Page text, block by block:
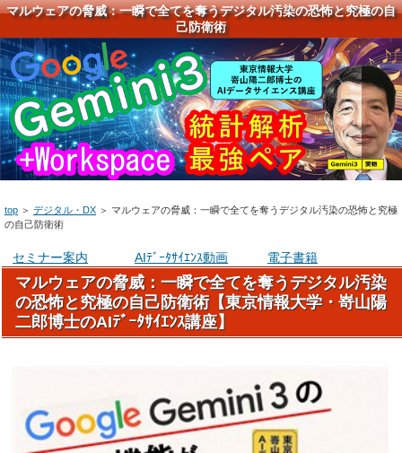
マルウェアの脅威：一瞬で全てを奪うデジタル汚染の恐怖と究極の自
己防衛術
top ＞ デジタル・DX ＞ マルウェアの脅威：一瞬で全てを奪うデジタル汚染の恐怖と究極
の自己防衛術
セミナー案内 AIﾃﾞｰﾀｻｲｴﾝｽ動画 電子書籍
マルウェアの脅威：一瞬で全てを奪うデジタル汚染
の恐怖と究極の自己防衛術【東京情報大学・嵜山陽
二郎博士のAIﾃﾞｰﾀｻｲｴﾝｽ講座】